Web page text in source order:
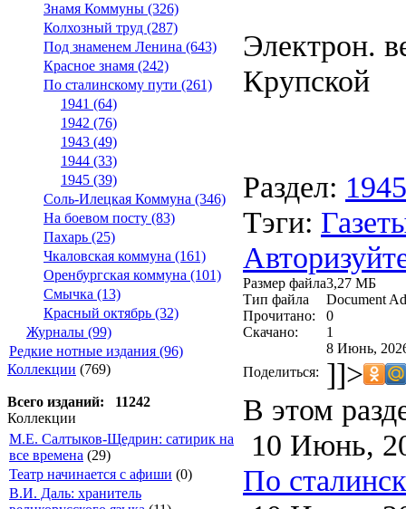
Знамя Коммуны (326)
Колхозный труд (287)
Под знаменем Ленина (643)
Красное знамя (242)
По сталинскому пути (261)
1941 (64)
1942 (76)
1943 (49)
1944 (33)
1945 (39)
Соль-Илецкая Коммуна (346)
На боевом посту (83)
Пахарь (25)
Чкаловская коммуна (161)
Оренбургская коммуна (101)
Смычка (13)
Красный октябрь (32)
Журналы (99)
Редкие нотные издания (96)
Коллекции (769)
Всего изданий: 11242
Коллекции
М.Е. Салтыков-Щедрин: сатирик на
все времена (29)
Театр начинается с афиши (0)
В.И. Даль: хранитель
Электрон.
Крупской
Раздел: 1945
Тэги:
Размер файла3,27 МБ
Тип файла
Document
Прочитано:
0
Скачано:
1
8 Июнь,
Поделиться: ]]>
В этом
10 Июнь,
По